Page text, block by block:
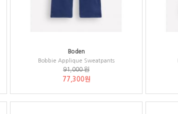
Boden
Bobbie Applique Sweatpants
91,000 원
77,300원